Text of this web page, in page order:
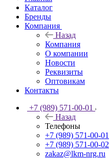
Каталог
Бренды
Компания
Назад
Компания
О компании
Новости
Реквизиты
Оптовикам
Контакты
+7 (989) 571-00-01
Назад
Телефоны
+7 (989) 571-00-01
+7 (989) 571-00-02
zakaz@lkm-nrg.ru